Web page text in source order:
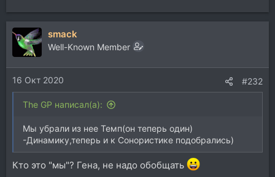
smack
Well-Known Member
16 Окт 2020 #232
The GP написал(а):
Мы убрали из нее Темп(он теперь один)
-Динамику,теперь и к Сонористике подобрались)
Кто это "мы"? Гена, не надо обобщать